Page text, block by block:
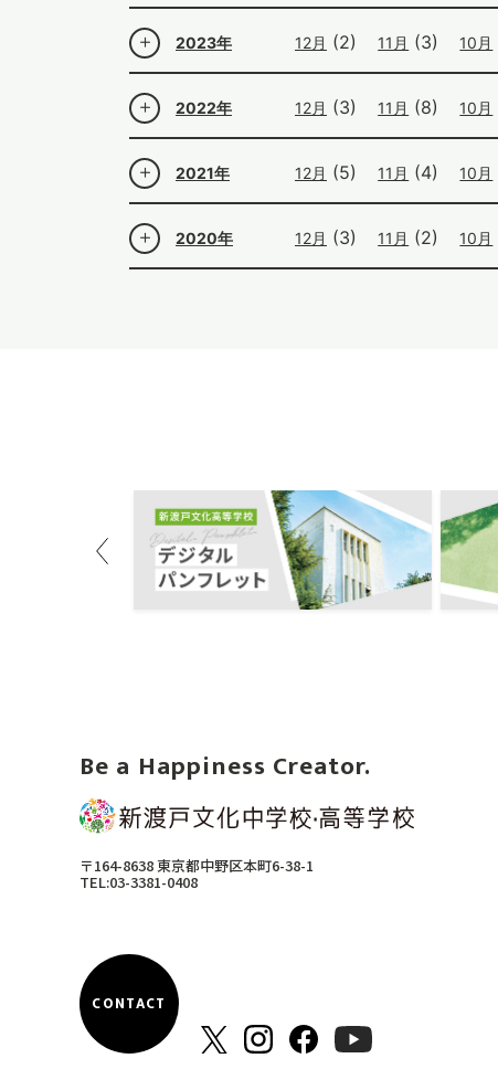
2023年 12月 (2) 11月 (3) 10月
2022年 12月 (3) 11月 (8) 10月
2021年 12月 (5) 11月 (4) 10月
2020年 12月 (3) 11月 (2) 10月
Previous
Be a Happiness Creator.
〒164-8638 東京都中野区本町6-38-1
TEL:03-3381-0408
CONTACT